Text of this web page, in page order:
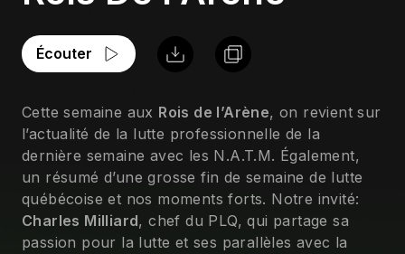
Écouter
Cette semaine aux Rois de l’Arène, on revient sur
l’actualité de la lutte professionnelle de la
dernière semaine avec les N.A.T.M. Également,
un résumé d’une grosse fin de semaine de lutte
québécoise et nos moments forts. Notre invité:
Charles Milliard, chef du PLQ, qui partage sa
passion pour la lutte et ses parallèles avec la